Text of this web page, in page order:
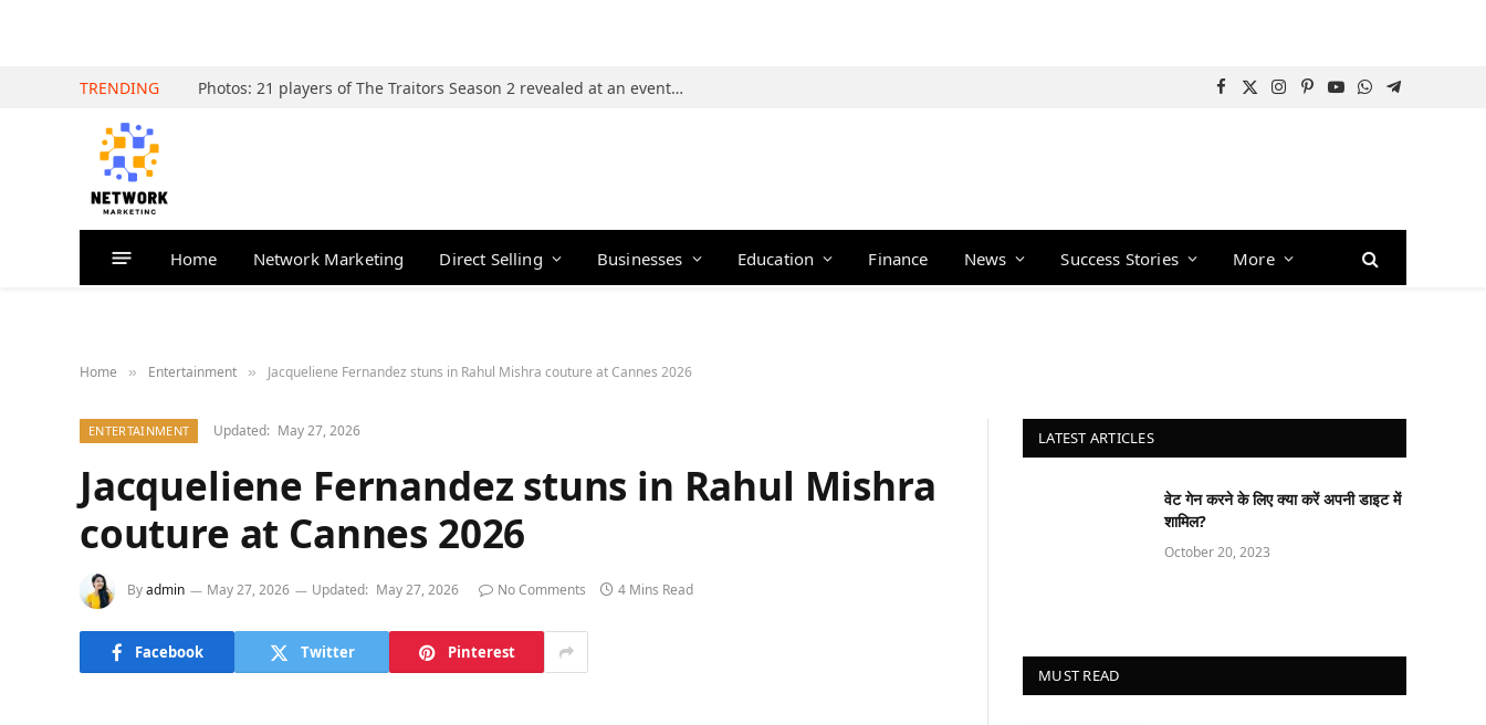
TRENDING Photos: 21 players of The Traitors Season 2 revealed at an event in Mumbai Facebook
X
Instagram
Pinterest
YouTube
WhatsApp
Telegram
Home Network Marketing Direct Selling Businesses Education Finance News Success Stories More
Home » Entertainment » Jacqueliene Fernandez stuns in Rahul Mishra couture at Cannes 2026
ENTERTAINMENT Updated: May 27, 2026
Jacqueliene Fernandez stuns in Rahul Mishra
couture at Cannes 2026
Byadmin May 27, 2026 Updated: May 27, 2026 No Comments 4 Mins Read
Facebook Twitter Pinterest
LATEST ARTICLES
वेट गेन करने के लिए क्या करें अपनी डाइट में
शामिल?
October 20, 2023
MUST READ